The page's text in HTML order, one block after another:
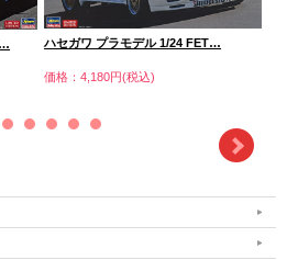
… ハセガワ プラモデル 1/24 FET…
価格：4,180円(税込)